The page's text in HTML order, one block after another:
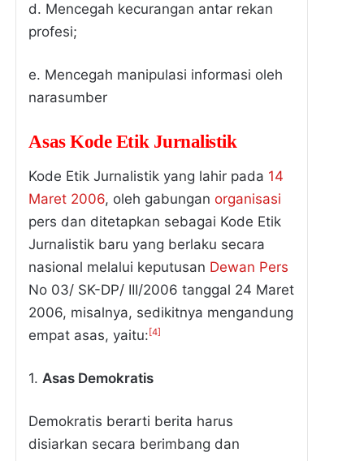
d. Mencegah kecurangan antar rekan
profesi;
e. Mencegah manipulasi informasi oleh
narasumber
Asas Kode Etik Jurnalistik
Kode Etik Jurnalistik yang lahir pada 14
Maret 2006, oleh gabunganorganisasi
pers dan ditetapkan sebagai Kode Etik
Jurnalistik baru yang berlaku secara
nasional melalui keputusan Dewan Pers
No 03/ SK-DP/ III/2006 tanggal 24 Maret
2006, misalnya, sedikitnya mengandung
empat asas, yaitu:[4]
1. Asas Demokratis
Demokratis berarti berita harus
disiarkan secara berimbang dan